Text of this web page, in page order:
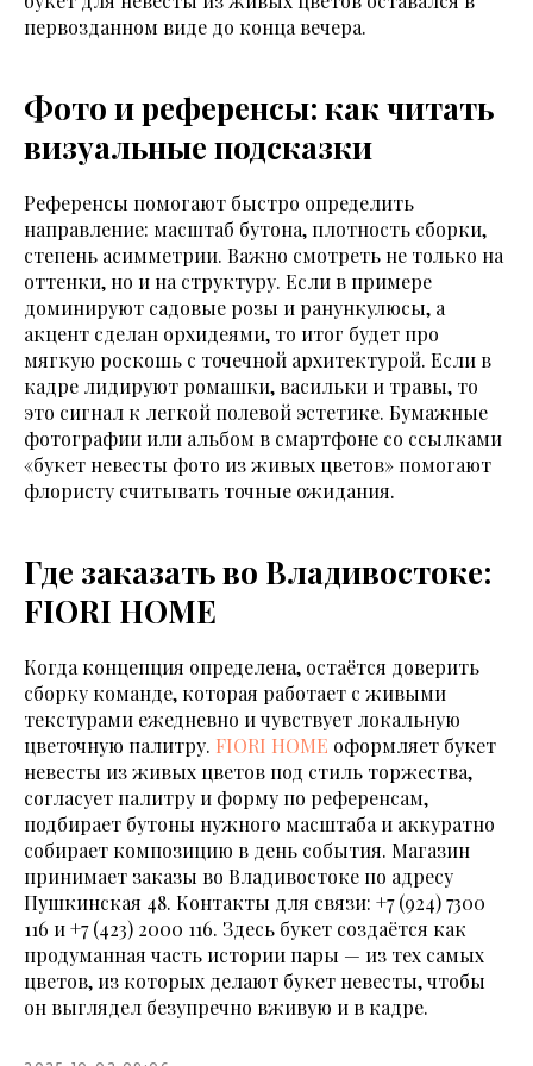
первозданном виде до конца вечера.
Фото и референсы: как читать
визуальные подсказки
Референсы помогают быстро определить
направление: масштаб бутона, плотность сборки,
степень асимметрии. Важно смотреть не только на
оттенки, но и на структуру. Если в примере
доминируют садовые розы и ранункулюсы, а
акцент сделан орхидеями, то итог будет про
мягкую роскошь с точечной архитектурой. Если в
кадре лидируют ромашки, васильки и травы, то
это сигнал к легкой полевой эстетике. Бумажные
фотографии или альбом в смартфоне со ссылками
«букет невесты фото из живых цветов» помогают
флористу считывать точные ожидания.
Где заказать во Владивостоке:
FIORI HOME
Когда концепция определена, остаётся доверить
сборку команде, которая работает с живыми
текстурами ежедневно и чувствует локальную
цветочную палитру. FIORI HOME оформляет букет
невесты из живых цветов под стиль торжества,
согласует палитру и форму по референсам,
подбирает бутоны нужного масштаба и аккуратно
собирает композицию в день события. Магазин
принимает заказы во Владивостоке по адресу
Пушкинская 48. Контакты для связи: +7 (924) 7300
116 и+7 (423) 2000 116. Здесь букет создаётся как
продуманная часть истории пары — из тех самых
цветов, из которых делают букет невесты, чтобы
он выглядел безупречно вживую и в кадре.